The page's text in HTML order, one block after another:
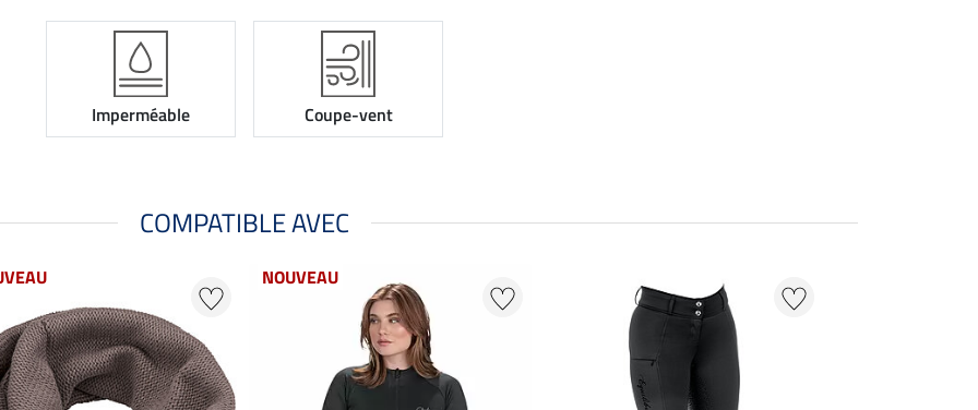
Imperméable Coupe-vent
COMPATIBLE AVEC
NOUVEAU